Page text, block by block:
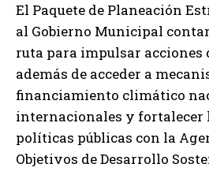
El Paquete de Planeación
al Gobierno Municipal
ruta para impulsar acciones
además de acceder a
financiamiento climático
internacionales y fortalecer
políticas públicas con la
Objetivos de Desarrollo